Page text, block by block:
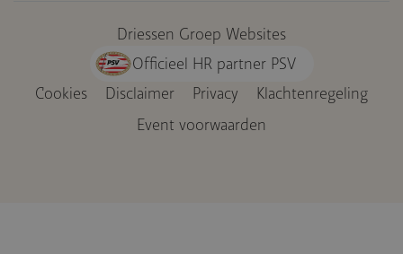
Driessen Groep Websites
Officieel HR partner PSV
Cookies Disclaimer Privacy
Klachtenregeling
Event voorwaarden